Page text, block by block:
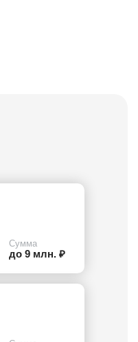
Сумма
до 9 млн. ₽